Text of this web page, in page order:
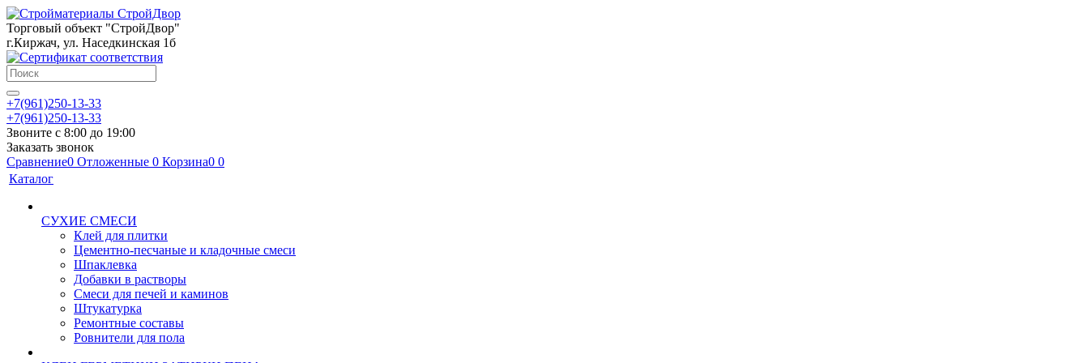
Торговый объект "СтройДвор"
г.Киржач, ул. Наседкинская 1б
+7(961)250-13-33
+7(961)250-13-33
Звоните с 8:00 до 19:00
Заказать звонок
Сравнение0 Отложенные 0 Корзина0 0
Каталог
СУХИЕ СМЕСИ
Клей для плитки
Цементно-песчаные и кладочные смеси
Шпаклевка
Добавки в растворы
Смеси для печей и каминов
Штукатурка
Ремонтные составы
Ровнители для пола